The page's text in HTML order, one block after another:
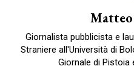
Giornalista pubblicista e
Straniere all'Università di
Giornale di Pistoia